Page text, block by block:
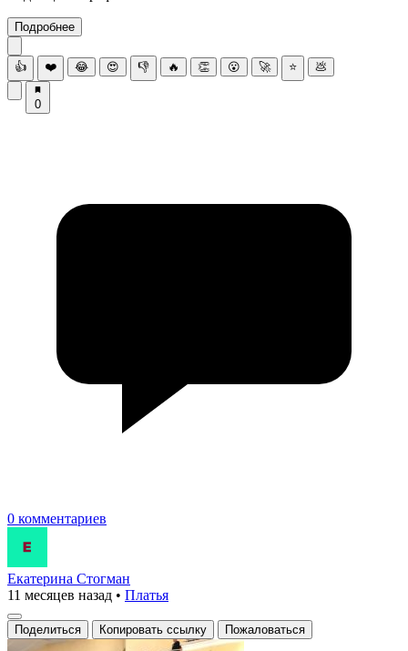
Подробнее
👍 ❤️ 😂 😍 👎 🔥 👏 😮 🚀 ⭐ 💩
0
0 комментариев
Екатерина Стогман
11 месяцев назад • Платья
Поделиться Копировать ссылку Пожаловаться